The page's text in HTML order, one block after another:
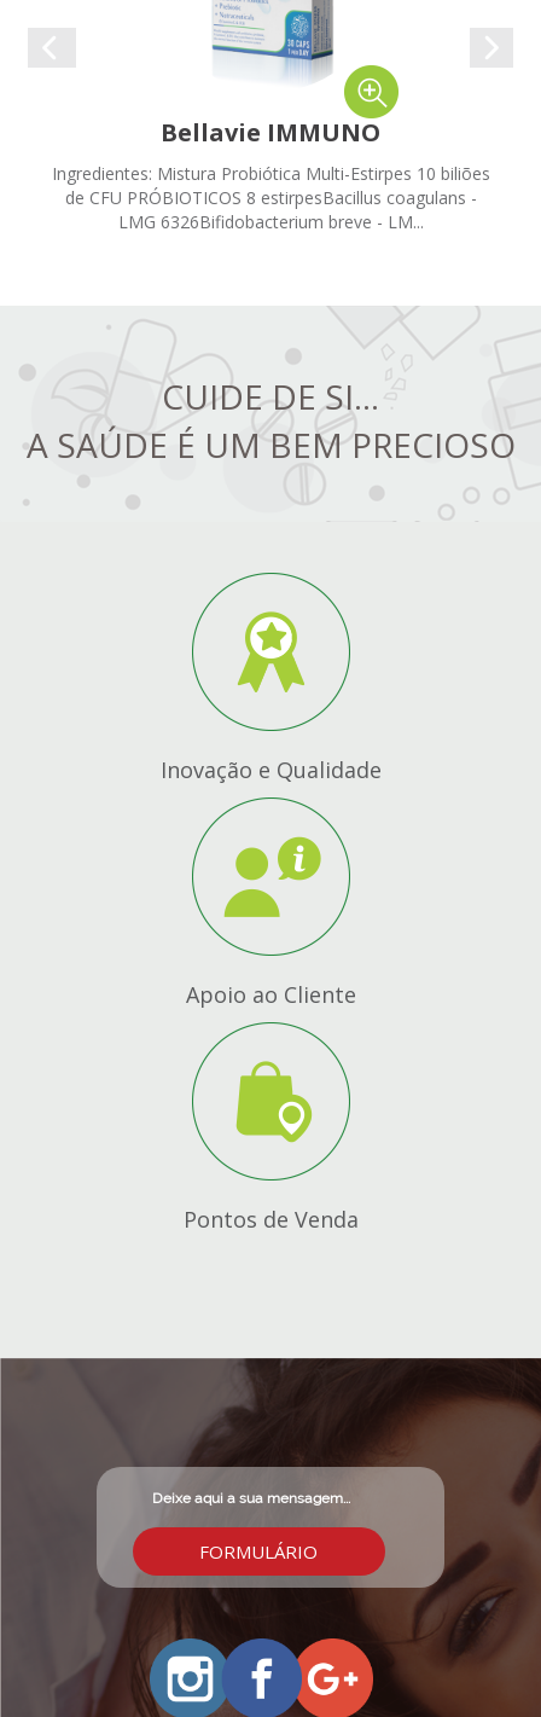
Bellavie IMMUNO
Ingredientes: Mistura Probiótica Multi-Estirpes 10 biliões
de CFU PRÓBIOTICOS 8 estirpesBacillus coagulans -
LMG 6326Bifidobacterium breve - LM...
CUIDE DE SI...
A SAÚDE É UM BEM PRECIOSO
Inovação e Qualidade
Apoio ao Cliente
Pontos de Venda
FORMULÁRIO